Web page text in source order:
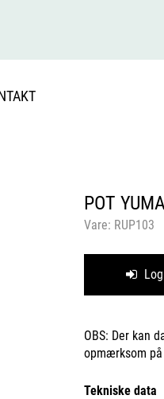
POT
Vare: RUP103
OBS: Der kan
opmærksom
Tekniske data